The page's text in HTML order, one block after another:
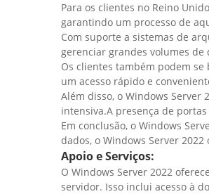
Para os clientes no Reino
garantindo um processo de
Com suporte a sistemas de
gerenciar grandes volumes de
Os clientes também podem
um acesso rápido e
Além disso, o Windows
intensiva.A presença de
Em conclusão, o Windows
dados, o Windows Server
Apoio e Serviços:
O Windows Server 2022
servidor. Isso inclui acesso à